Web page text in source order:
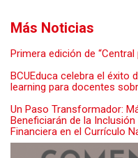
Más Noticias
Primera edición de “Central
BCUEduca celebra el éxito
learning para docentes
Un Paso Transformador:
Beneficiarán de la
Financiera en el Currículo